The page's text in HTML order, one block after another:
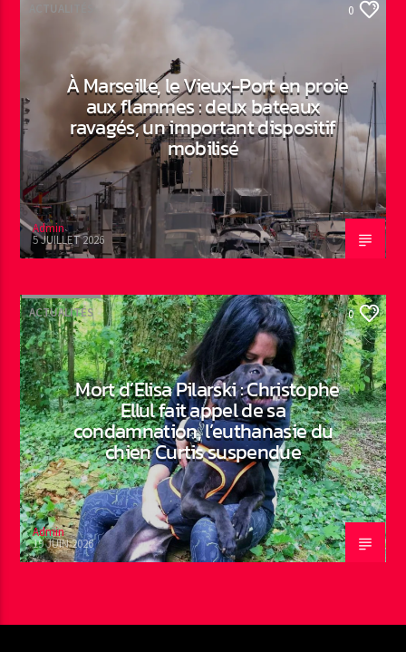
ACTUALITÉS 0
À Marseille, le Vieux-Port en proie
aux flammes : deux bateaux
ravagés, un important dispositif
mobilisé
Admin
5 JUILLET 2026
ACTUALITÉS 0
Mort d’Elisa Pilarski : Christophe
Ellul fait appel de sa
condamnation, l’euthanasie du
chien Curtis suspendue
Admin
19 JUIN 2026